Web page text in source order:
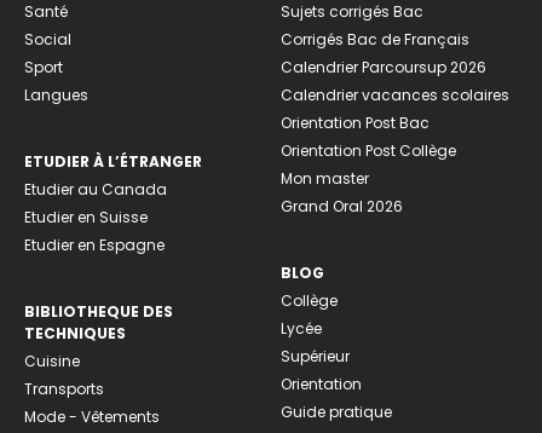
Santé
Social
Sport
Langues
ETUDIER À L’ÉTRANGER
Etudier au Canada
Etudier en Suisse
Etudier en Espagne
BIBLIOTHEQUE DES
TECHNIQUES
Cuisine
Transports
Mode - Vêtements
Sujets corrigés Bac
Corrigés Bac de Français
Calendrier Parcoursup 2026
Calendrier vacances scolaires
Orientation Post Bac
Orientation Post Collège
Mon master
Grand Oral 2026
BLOG
Collège
Lycée
Supérieur
Orientation
Guide pratique